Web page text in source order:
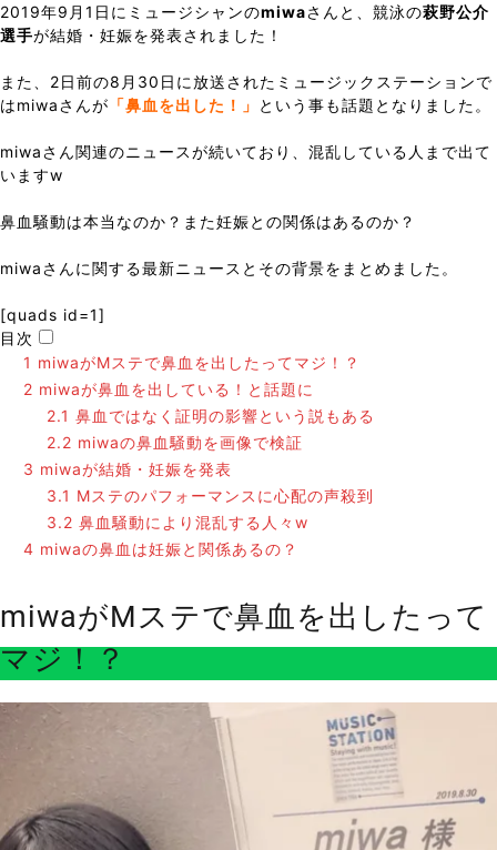
2019年9月1日にミュージシャンのmiwaさんと、競泳の萩野公介
選手が結婚・妊娠を発表されました！
また、2日前の8月30日に放送されたミュージックステーションで
はmiwaさんが 「鼻血を出した！」 という事も話題となりました。
miwaさん関連のニュースが続いており、混乱している人まで出て
いますw
鼻血騒動は本当なのか？また妊娠との関係はあるのか？
miwaさんに関する最新ニュースとその背景をまとめました。
[quads id=1]
目次
1 miwaがMステで鼻血を出したってマジ！？
2 miwaが鼻血を出している！と話題に
2.1 鼻血ではなく証明の影響という説もある
2.2 miwaの鼻血騒動を画像で検証
3 miwaが結婚・妊娠を発表
3.1 Mステのパフォーマンスに心配の声殺到
3.2 鼻血騒動により混乱する人々w
4 miwaの鼻血は妊娠と関係あるの？
miwaがMステで鼻血を出したって
マジ！？